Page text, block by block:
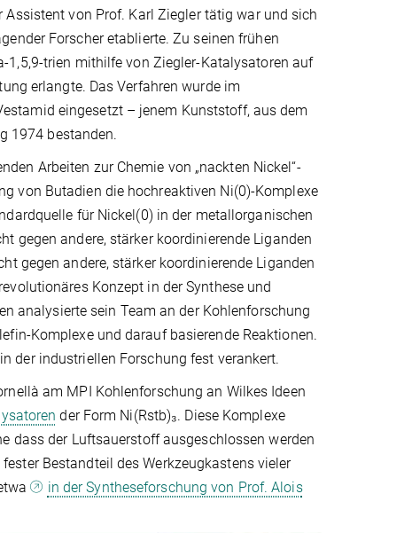
von Prof. Karl Ziegler tätig war und sich
Forscher etablierte. Zu seinen frühen
1,5,9-trien mithilfe von Ziegler-Katalysatoren auf
erlangte. Das Verfahren wurde im
eingesetzt – jenem Kunststoff, aus dem
1974 bestanden.
Arbeiten zur Chemie von „nackten Nickel“-
von Butadien die hochreaktiven Ni(0)-Komplexe
für Nickel(0) in der metallorganischen
gegen andere, stärker koordinierende Liganden
gegen andere, stärker koordinierende Liganden
Konzept in der Synthese und
analysierte sein Team an der Kohlenforschung
Komplexe und darauf basierende Reaktionen.
der industriellen Forschung fest verankert.
am MPI Kohlenforschung an Wilkes Ideen
der Form Ni(Rstb)₃. Diese Komplexe
dass der Luftsauerstoff ausgeschlossen werden
Bestandteil des Werkzeugkastens vieler
in der Syntheseforschung von Prof. Alois